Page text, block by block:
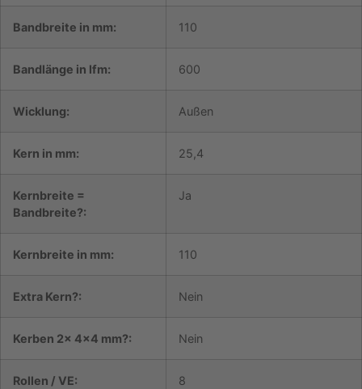
Menge
Bandbreite in mm: 110
Bandlänge in lfm: 600
Wicklung: Außen
Kern in mm: 25,4
Kernbreite =
Bandbreite?:
Ja
Kernbreite in mm: 110
Extra Kern?: Nein
Kerben 2x 4×4 mm?: Nein
Rollen / VE: 8